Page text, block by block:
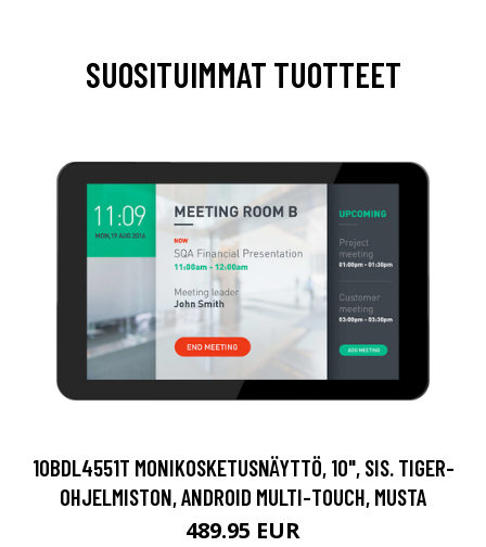
SUOSITUIMMAT TUOTTEET
10BDL4551T MONIKOSKETUSNÄYTTÖ, 10", SIS. TIGER-
OHJELMISTON, ANDROID MULTI-TOUCH, MUSTA
489.95 EUR